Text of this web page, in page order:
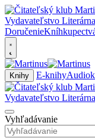
Doručenie
Knihy E-knihy
Vyhľadávanie